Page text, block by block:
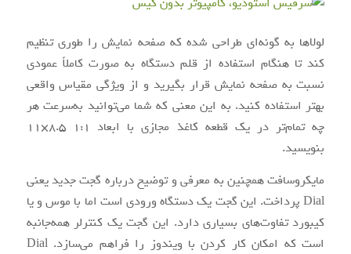
لولاها به ‌گونه‌ای طراحی ‌شده که صفحه ‌نمایش را طوری تنظیم
کند تا هنگام استفاده از قلم دستگاه به‌ صورت کاملاً عمودی
نسبت به صفحه نمایش قرار بگیرید و از ویژگی مقیاس واقعی
بهتر استفاده کنید. به این معنی که شما می‌توانید به‌سرعت هر
چه تمام‌تر در یک قطعه کاغذ مجازی با ابعاد ۱:۱ ۸.۵×۱۱
بنویسید.
مایکروسافت همچنین به معرفی و توضیح درباره گجت جدید یعنی
Dial پرداخت. این گجت یک دستگاه ورودی است اما با موس و یا
کیبورد تفاوت‌های بسیاری دارد. این گجت یک کنترلر همه‌جانبه
است که امکان کار کردن با ویندوز را فراهم می‌سازد. Dial